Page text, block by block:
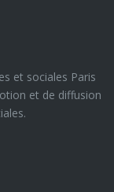
et sociales Paris
et de diffusion